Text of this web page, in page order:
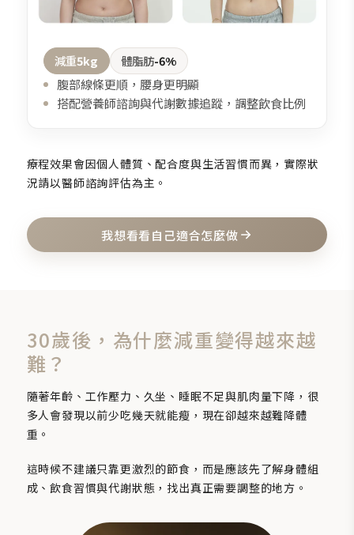
減重5kg 體脂肪-6%
腹部線條更順，腰身更明顯
搭配營養師諮詢與代謝數據追蹤，調整飲食比例
療程效果會因個人體質、配合度與生活習慣而異，實際狀
況請以醫師諮詢評估為主。
我想看看自己適合怎麼做
30歲後，為什麼減重變得越來越
難？
隨著年齡、工作壓力、久坐、睡眠不足與肌肉量下降，很
多人會發現以前少吃幾天就能瘦，現在卻越來越難降體
重。
這時候不建議只靠更激烈的節食，而是應該先了解身體組
成、飲食習慣與代謝狀態，找出真正需要調整的地方。